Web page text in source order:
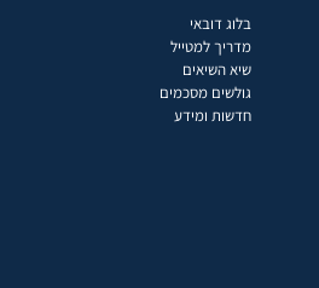
בלוג דובאי
מדריך למטייל
שיא השיאים
גולשים מסכמים
חדשות ומידע